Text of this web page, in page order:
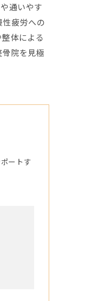
通いやす
疲労への
体による
院を見極
ートす